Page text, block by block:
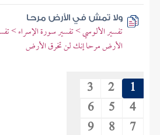
ولا تمش في الأرض مرحا
تفسير الألوسي > تفسير سورة الإسراء >
الأرض مرحا إنك لن تخرق الأرض
1
2
3
4
5
6
7
8
9